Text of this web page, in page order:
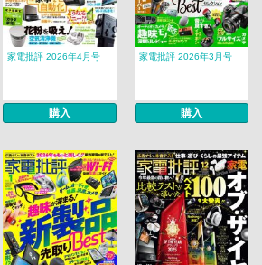
家電批評 2026年4月号
購入
家電批評 2026年3月号
購入